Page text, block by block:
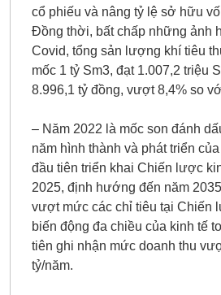
cổ phiếu và nâng tỷ lệ sở hữu
Đồng thời, bất chấp những ảnh
Covid, tổng sản lượng khí tiêu
mốc 1 tỷ Sm3, đạt 1.007,2 triệu
8.996,1 tỷ đồng, vượt 8,4% so
– Năm 2022 là mốc son đánh
năm hình thành và phát triển
đầu tiên triển khai Chiến lược
2025, định hướng đến năm
vượt mức các chỉ tiêu tại Chiến
biến động đa chiều của kinh tế
tiên ghi nhận mức doanh thu
tỷ/năm.